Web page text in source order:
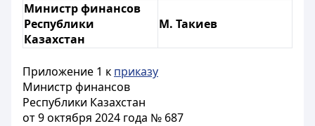
Министр финансов
Республики
Казахстан
М. Такиев
Приложение 1 к приказу
Министр финансов
Республики Казахстан
от 9 октября 2024 года № 687